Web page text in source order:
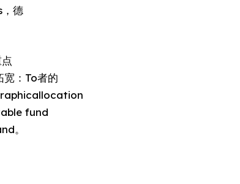
德
：To者的
fund
。